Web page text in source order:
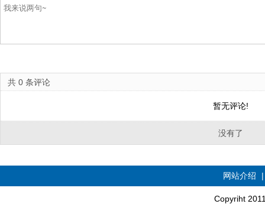
共 0 条评论
暂无评论!
没有了
网站介绍
Copyriht